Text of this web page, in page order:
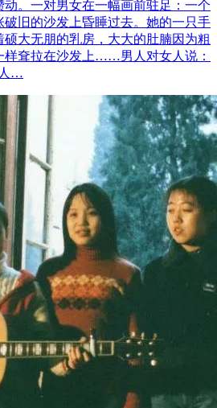
。一对男女在一幅画前驻足：一个
旧的沙发上昏睡过去。她的一只手
大无朋的乳房，大大的肚腩因为粗
样耷拉在沙发上……男人对女人说：
…